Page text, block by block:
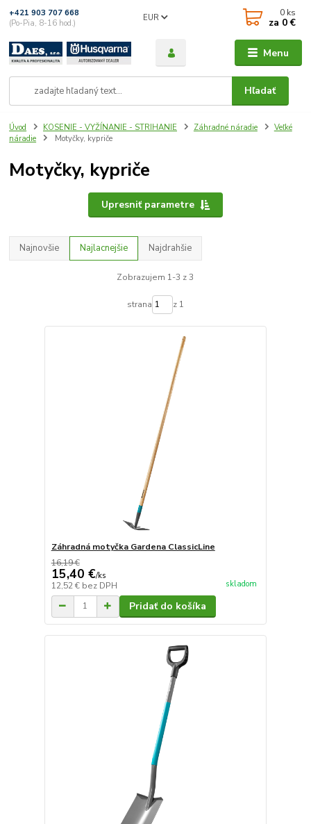
Menu
EUR
Hľadať
+421 903 707 668
(Po-Pia, 8-16 hod.)
0 ks
za 0 €
Úvod KOSENIE - VYŽÍNANIE - STRIHANIE Záhradné náradie
Veľké
náradie
Motyčky, kypriče
Motyčky, kypriče
Upresniť parametre
Najnovšie Najlacnejšie Najdrahšie
Zobrazujem 1-3 z 3
strana z 1
Záhradná motyčka Gardena ClassicLine
16,19 €
15,40 €/ks
12,52 € bez DPH skladom
Pridať do košíka